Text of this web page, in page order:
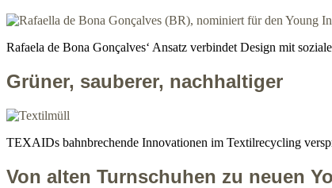
Rafaela de Bona Gonçalves‘ Ansatz verbindet Design mit
Grüner, sauberer, nachhaltiger
TEXAIDs bahnbrechende Innovationen im Textilrecycling
Von alten Turnschuhen zu neuen